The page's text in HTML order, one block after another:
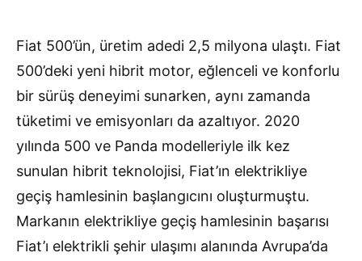
Fiat 500’ün, üretim adedi 2,5 milyona ulaştı. Fiat
500’deki yeni hibrit motor, eğlenceli ve konforlu
bir sürüş deneyimi sunarken, aynı zamanda
tüketimi ve emisyonları da azaltıyor. 2020
yılında 500 ve Panda modelleriyle ilk kez
sunulan hibrit teknolojisi, Fiat’ın elektrikliye
geçiş hamlesinin başlangıcını oluşturmuştu.
Markanın elektrikliye geçiş hamlesinin başarısı
Fiat’ı elektrikli şehir ulaşımı alanında Avrupa’da